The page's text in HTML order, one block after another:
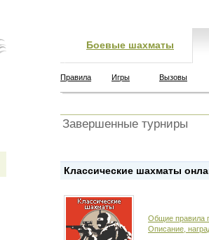
Боевые шахматы
Правила Игры Вызовы
Завершенные турниры
Классические шахматы
Общие правила
Описание,